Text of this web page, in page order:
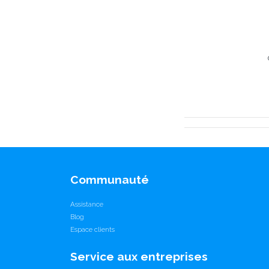
Communauté
Assistance
Blog
Espace clients
Service aux entreprises